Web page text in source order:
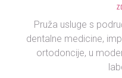
Pruža usluge s
dentalne medicine,
ortodoncije, u